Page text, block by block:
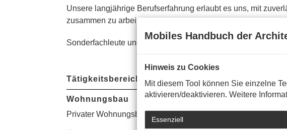
Unsere langjährige Berufserfahrung erlaubt es uns, mit
zusammen zu arbeiten.
Sonderfachleute und Fachingenieure setzen mit uns Ihr
Tätigkeitsbereiche
Wohnungsbau
Privater Wohnungsbau | Wohn- und Geschäftshäuser |
Mobiles Handbuch der
Hinweis zu Cookies
Mit diesem Tool können Sie einzelne
aktivieren/deaktivieren. Weitere
Essenziell